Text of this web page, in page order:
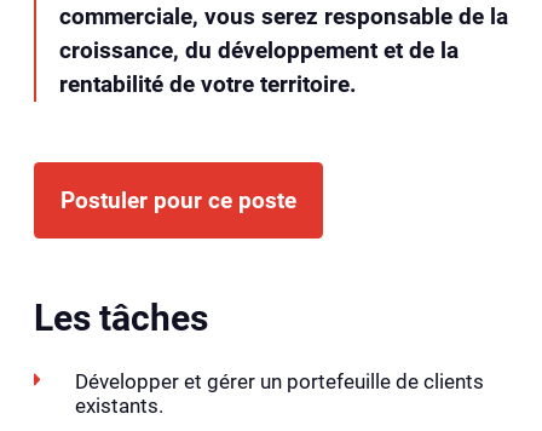
commerciale, vous serez responsable de la
croissance, du développement et de la
rentabilité de votre territoire.
Postuler pour ce poste
Les tâches
Développer et gérer un portefeuille de clients
existants.